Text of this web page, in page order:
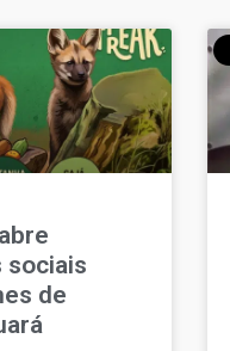
sociais
de